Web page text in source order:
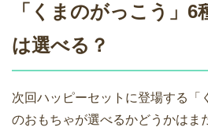
「くまのがっこう」6
は選べる？
次回ハッピーセットに登場する「
のおもちゃが選べるかどうかはま